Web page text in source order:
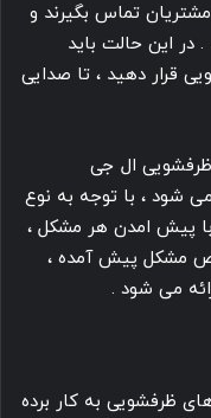
تماس بگیرند و
این حالت باید
قرار دهید ، تا صدایی
شود ، با توجه به نوع
پیش امدن هر مشکل ،
مشکل پیش آمده ،
می شود .
ظرفشویی به کار برده